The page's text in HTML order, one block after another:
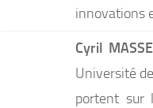
innovations
Cyril
Université
portent sur